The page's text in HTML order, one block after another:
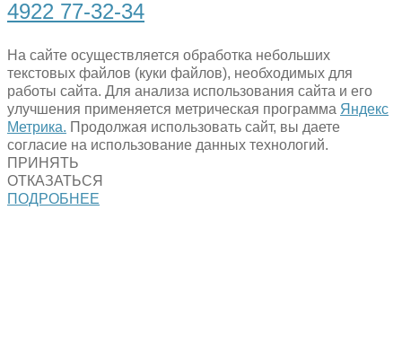
4922 77-32-34
На сайте осуществляется обработка небольших
текстовых файлов (куки файлов), необходимых для
работы сайта. Для анализа использования сайта и его
улучшения применяется метрическая программа Яндекс
Метрика. Продолжая использовать сайт, вы даете
согласие на использование данных технологий.
ПРИНЯТЬ
ОТКАЗАТЬСЯ
ПОДРОБНЕЕ